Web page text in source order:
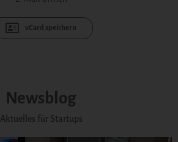
vCard speichern
Newsblog
Aktuelles für Startups